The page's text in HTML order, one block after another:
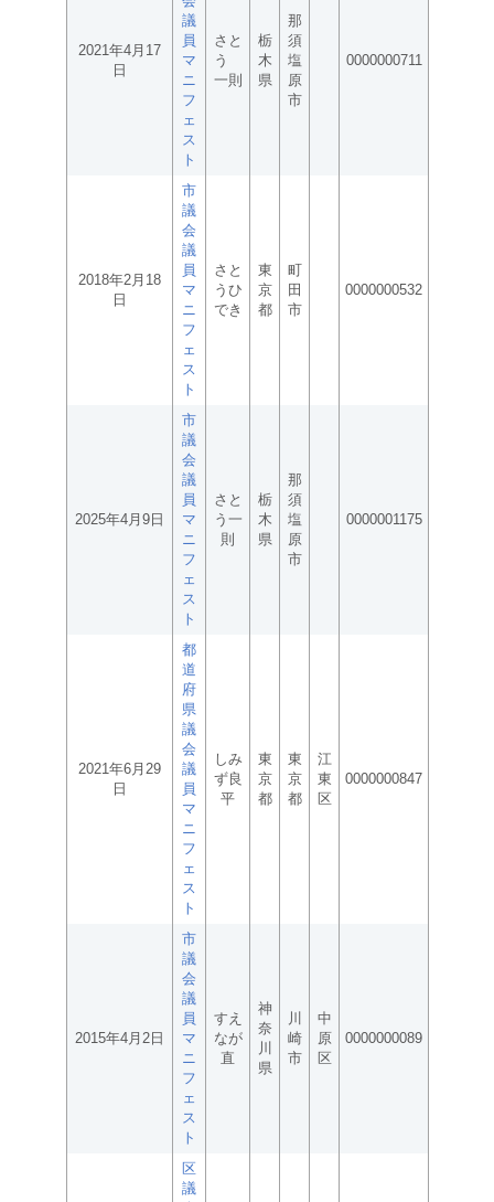
2021年4月17
日
議
員
マ
ニ
フ
ェ
ス
ト
さと
う
一則
栃
木
県
那
須
塩
原
市
0000000711
2018年2月18
日
市
議
会
議
員
マ
ニ
フ
ェ
ス
ト
さと
うひ
でき
東
京
都
町
田
市
0000000532
2025年4月9日
市
議
会
議
員
マ
ニ
フ
ェ
ス
ト
さと
う一
則
栃
木
県
那
須
塩
原
市
0000001175
2021年6月29
日
都
道
府
県
議
会
議
員
マ
ニ
フ
ェ
ス
ト
しみ
ず良
平
東
京
都
東
京
都
江
東
区
0000000847
2015年4月2日
市
議
会
議
員
マ
ニ
フ
ェ
ス
ト
すえ
なが
直
神
奈
川
県
川
崎
市
中
原
区
0000000089
区
議